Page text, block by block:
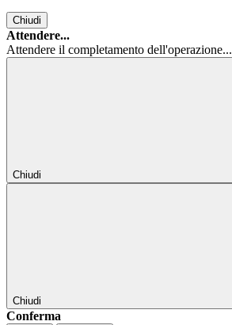
Chiudi
Attendere...
Attendere il completamento dell'operazione...
Chiudi
Chiudi
Conferma